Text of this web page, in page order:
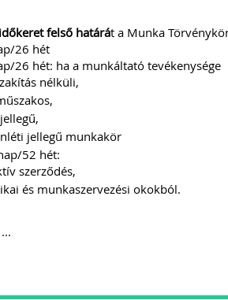
felső határát a Munka
26 hét
26 hét: ha a munkáltató tevékenysége
nélküli,
jellegű munkakör
52 hét:
szerződés,
és munkaszervezési okokból.